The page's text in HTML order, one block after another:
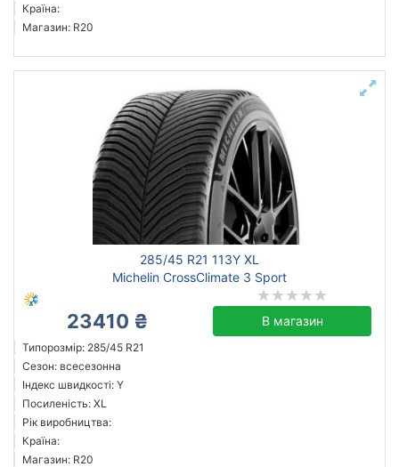
Країна:
Магазин: R20
285/45 R21 113Y XL
Michelin CrossClimate 3 Sport
23410 ₴ В магазин
Типорозмір: 285/45 R21
Сезон: всесезонна
Індекс швидкості: Y
Посиленість: XL
Рік виробництва:
Країна:
Магазин: R20